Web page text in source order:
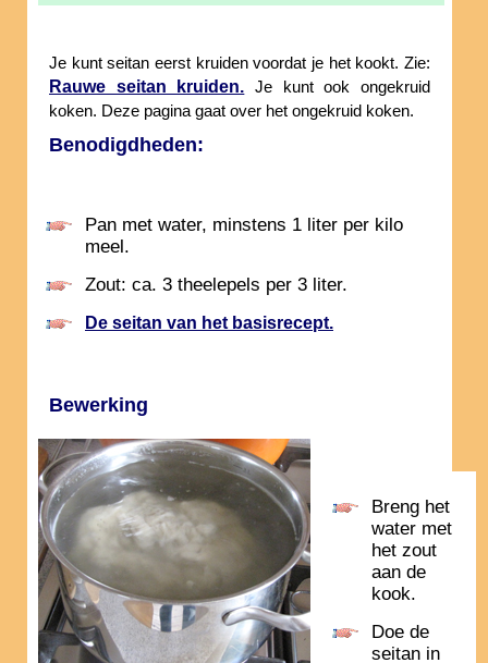
Je kunt seitan eerst kruiden voordat je het kookt. Zie:
Rauwe seitan kruiden. Je kunt ook ongekruid
koken. Deze pagina gaat over het ongekruid koken.
Benodigdheden:
Pan met water, minstens 1 liter per kilo
meel.
Zout: ca. 3 theelepels per 3 liter.
De seitan van het basisrecept.
Bewerking
Breng het
water met
het zout
aan de
kook.
Doe de
seitan in